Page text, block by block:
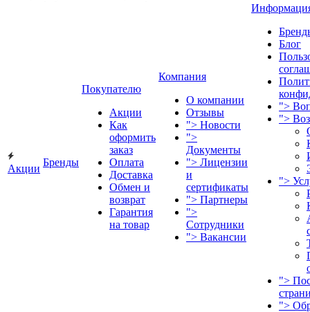
Акции
Бренды
Покупателю
Акции
Как
оформить
заказ
Оплата
Доставка
Обмен и
возврат
Гарантия
на товар
Компания
О компании
Отзывы
"> Новости
">
Документы
"> Лицензии
и
сертификаты
"> Партнеры
">
Сотрудники
"> Вакансии
Блог
">
">
">
">
">